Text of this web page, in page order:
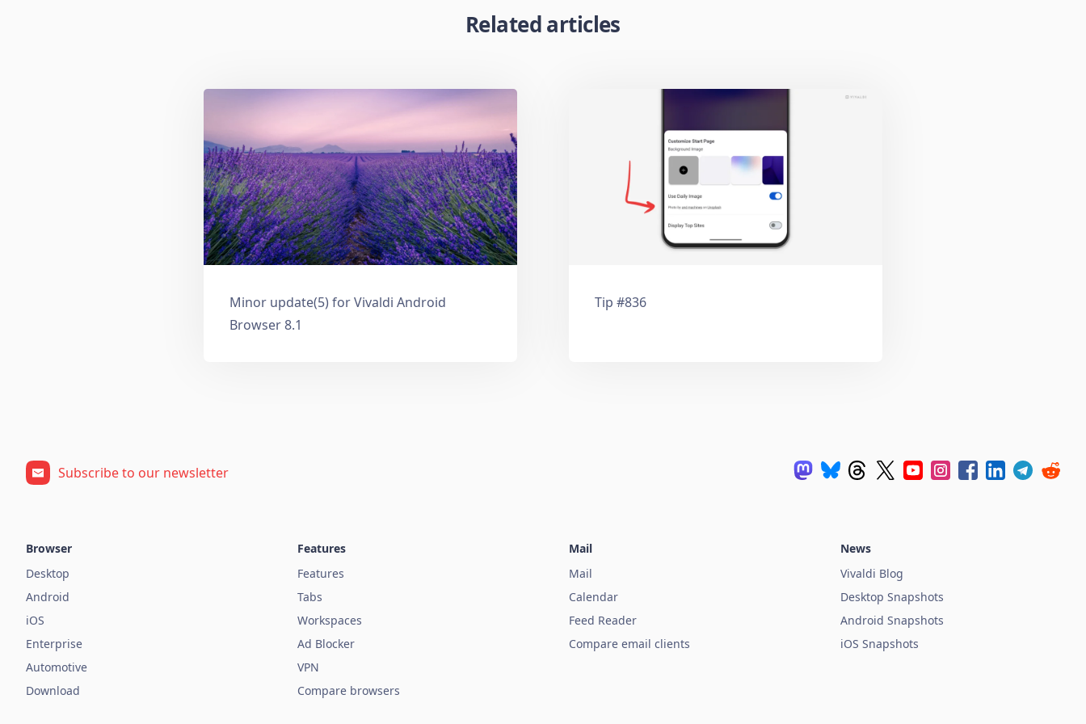
Related articles
Minor update(5) for Vivaldi Android
Browser 8.1
Tip #836
Subscribe to our newsletter
Browser
Desktop
Android
iOS
Enterprise
Automotive
Download
Features
Features
Tabs
Workspaces
Ad Blocker
VPN
Compare browsers
Mail
Mail
Calendar
Feed Reader
Compare email clients
News
Vivaldi Blog
Desktop Snapshots
Android Snapshots
iOS Snapshots